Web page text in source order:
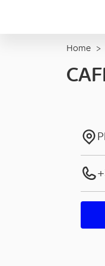
Home >